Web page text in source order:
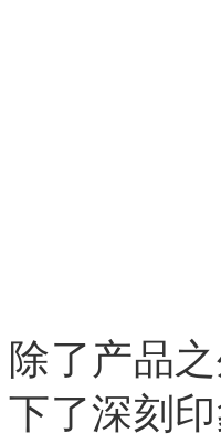
除了产品
下了深刻